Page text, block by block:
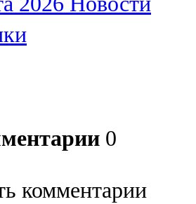
0
комментарии